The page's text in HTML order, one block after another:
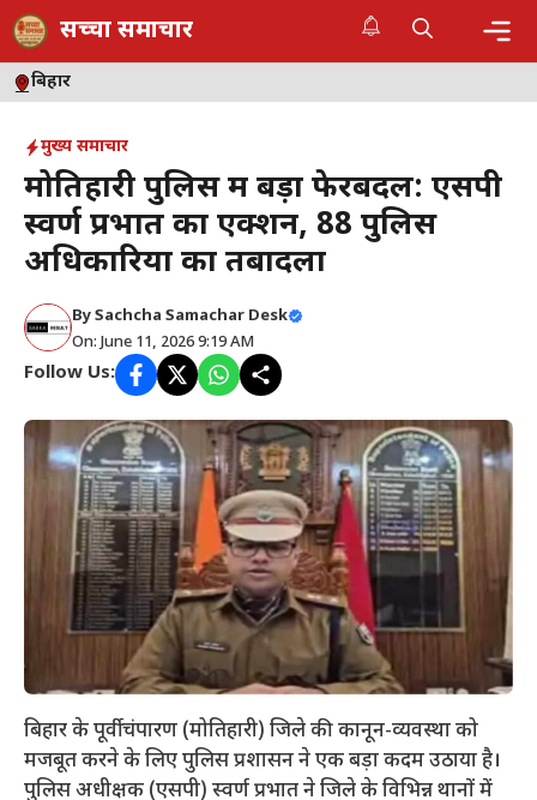
Skip
to
content
सच्चा समाचार
बिहार
मुख्य समाचार
मोतिहारी पुलिस में बड़ा फेरबदल: एसपी
स्वर्ण प्रभात का एक्शन, 88 पुलिस
अधिकारियों का तबादला
BySachcha Samachar Desk
On: June 11, 2026 9:19 AM
Follow Us:
बिहार के पूर्वी चंपारण (मोतिहारी) जिले की कानून-व्यवस्था को
मजबूत करने के लिए पुलिस प्रशासन ने एक बड़ा कदम उठाया है।
पुलिस अधीक्षक (एसपी) स्वर्ण प्रभात ने जिले के विभिन्न थानों में